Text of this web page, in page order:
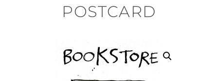
POSTCARD